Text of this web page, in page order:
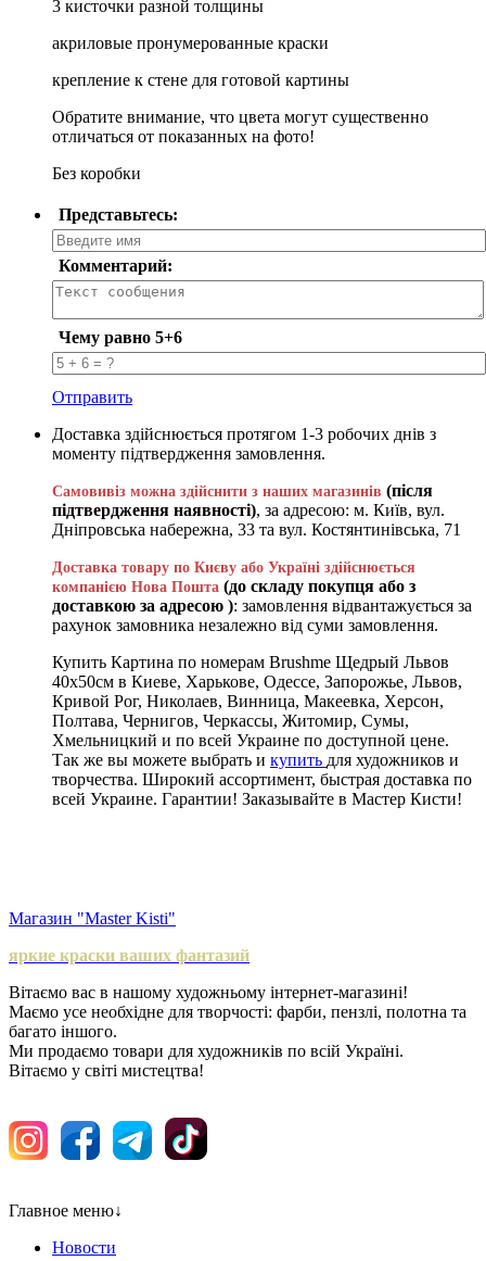
3 кисточки разной толщины
акриловые пронумерованные краски
крепление к стене для готовой картины
Обратите внимание, что цвета могут существенно
отличаться от показанных на фото!
Без коробки
Представьтесь:
Комментарий:
Чему равно 5+6
Отправить
Доставка здійснюється протягом 1-3 робочих днів з
моменту підтвердження замовлення.
Самовивіз можна здійснити з наших магазинів (після
підтвердження наявності), за адресою: м. Київ, вул.
Дніпровська набережна, 33 та вул. Костянтинівська, 71
Доставка товару по Києву або Україні здійснюється
компанією Нова Пошта (до складу покупця або з
доставкою за адресою ): замовлення відвантажується за
рахунок замовника незалежно від суми замовлення.
Купить Картина по номерам Brushme Щедрый Львов
40х50см в Киеве, Харькове, Одессе, Запорожье, Львов,
Кривой Рог, Николаев, Винница, Макеевка, Херсон,
Полтава, Чернигов, Черкассы, Житомир, Сумы,
Хмельницкий и по всей Украине по доступной цене.
Так же вы можете выбрать и купить для художников и
творчества. Широкий ассортимент, быстрая доставка по
всей Украине. Гарантии! Заказывайте в Мастер Кисти!
Магазин "Master Kisti"
яркие краски ваших фантазий
Вітаємо вас в нашому художньому інтернет-магазині!
Маємо усе необхідне для творчості: фарби, пензлі, полотна та
багато іншого.
Ми продаємо товари для художників по всій Україні.
Вітаємо у світі мистецтва!
Главное меню↓
Новости